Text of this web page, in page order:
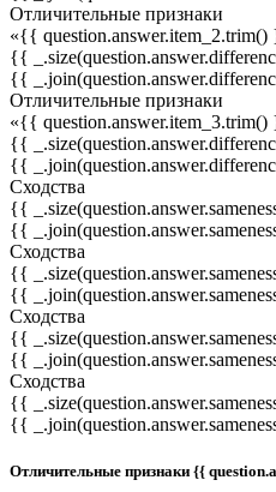
Отличительные признаки
«{{
{{
{{
Отличительные признаки
«{{
{{
{{
Сходства
{{
{{
Сходства
{{
{{
Сходства
{{
{{
Сходства
{{
{{
Отличительные признаки {{